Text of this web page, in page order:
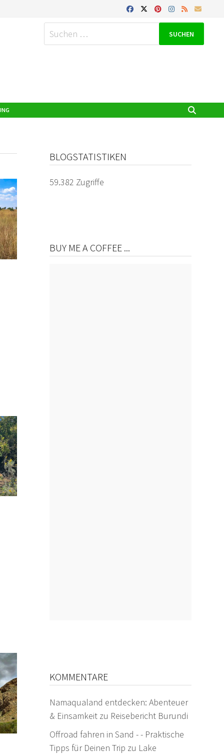
Suchen
nach:
BLOGSTATISTIKEN
59.382 Zugriffe
BUY ME A COFFEE ...
KOMMENTARE
Namaqualand entdecken: Abenteuer
& Einsamkeitzu Reisebericht Burundi
Offroad fahren in Sand - - Praktische
Tipps für Deinen Trip zu Lake